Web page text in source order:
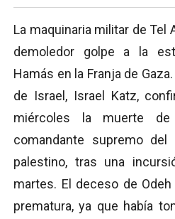
La maquinaria militar de Tel
demoledor golpe a la
Hamás en la Franja de
de Israel, Israel Katz,
miércoles la muerte de
comandante supremo
palestino, tras una
martes. El deceso de
prematura, ya que había